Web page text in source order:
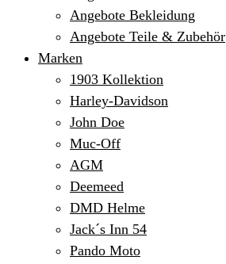
Angebote Bekleidung
Angebote Teile & Zubehör
Marken
1903 Kollektion
Harley-Davidson
John Doe
Muc-Off
AGM
Deemeed
DMD Helme
Jack´s Inn 54
Pando Moto